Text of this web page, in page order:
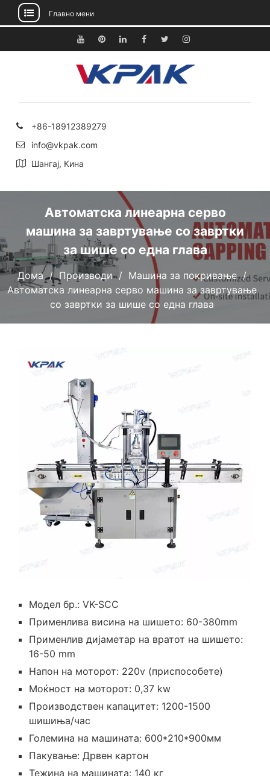
до
Главно мени
YouTubePinterestЛинкедин
ФејсбукТвитерИнстаграм
+86-18912389279
info@vkpak.com
Шангај, Кина
Автоматска линеарна серво
машина за завртување со завртки
за шише со една глава
Дома Производи
Машина за покривање
Автоматска линеарна серво машина за завртување
со завртки за шише со една глава
Модел бр.: VK-SCC
Применлива висина на шишето: 60-380mm
Применлив дијаметар на вратот на шишето:
16-50 mm
Напон на моторот: 220v (приспособете)
Моќност на моторот: 0,37 kw
Производствен капацитет: 1200-1500
шишиња/час
Големина на машината: 600*210*900мм
Пакување: Дрвен картон
Тежина на машината: 140 кг